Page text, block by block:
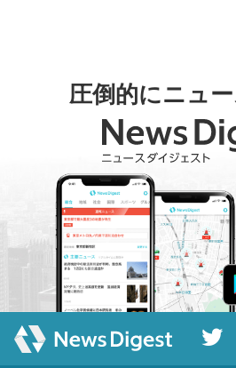
圧倒的にニュ